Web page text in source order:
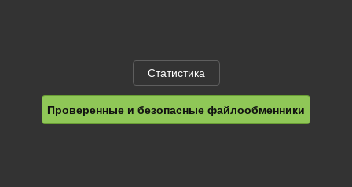
Статистика
Проверенные и безопасные файлообменники